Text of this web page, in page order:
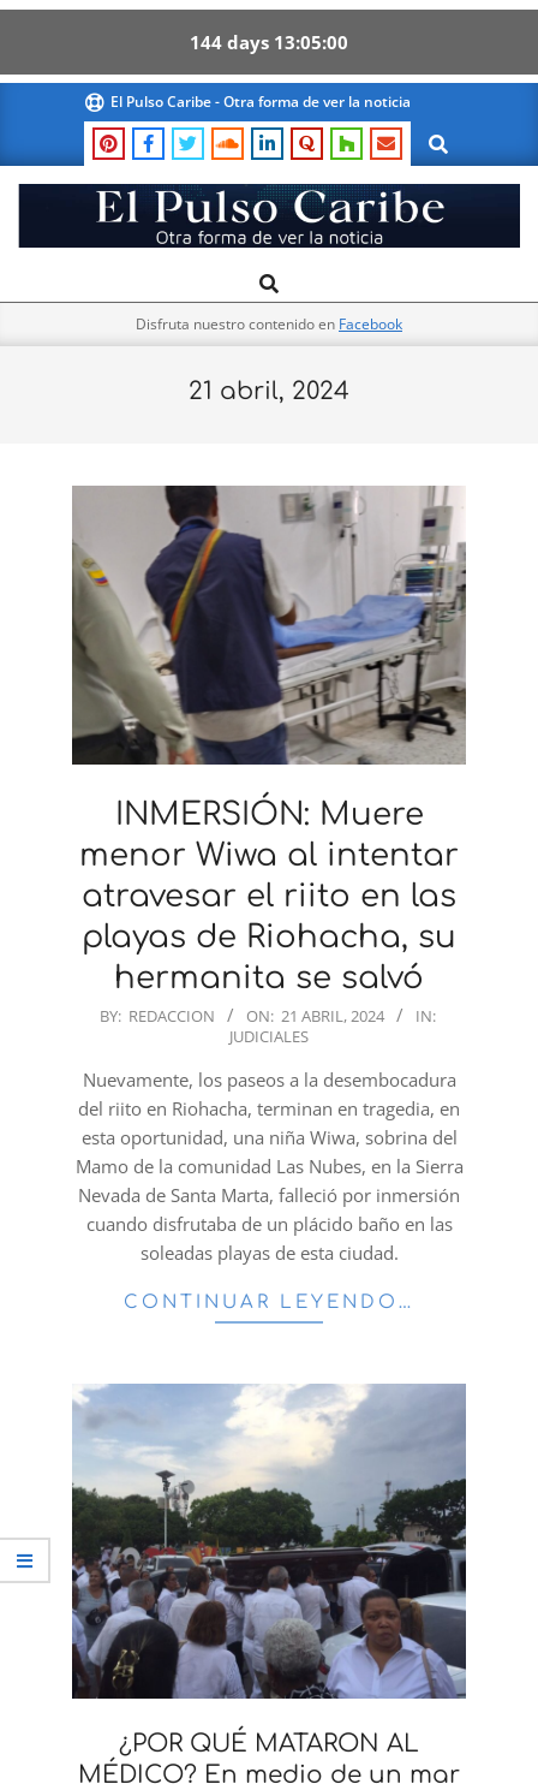
144 days 13 04 59
content
El Pulso Caribe - Otra forma de ver la noticia
Search
El
Pulso
Navigation
Search
Disfruta nuestro contenido en Facebook
21 abril, 2024
INMERSIÓN: Muere
menor Wiwa al intentar
atravesar el riito en las
playas de Riohacha, su
hermanita se salvó
2024-
21
BY: REDACCION ON: 21 ABRIL, 2024
IN:
JUDICIALES
Nuevamente, los paseos a la desembocadura
del riito en Riohacha, terminan en tragedia, en
esta oportunidad, una niña Wiwa, sobrina del
Mamo de la comunidad Las Nubes, en la Sierra
Nevada de Santa Marta, falleció por inmersión
cuando disfrutaba de un plácido baño en las
soleadas playas de esta ciudad.
CONTINUAR LEYENDO…
¿POR QUÉ MATARON AL
MÉDICO? En medio de un mar